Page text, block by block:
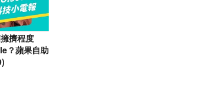
擠程度
？蘋果自助